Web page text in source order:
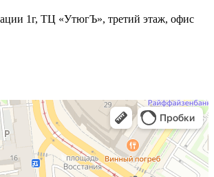
1г, ТЦ «УтюгЪ», третий этаж, офис